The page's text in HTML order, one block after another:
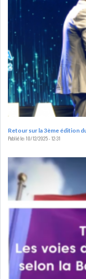
FINANCE
Retour sur la 3ème édition
Publié le:10/12/2025 - 12:31